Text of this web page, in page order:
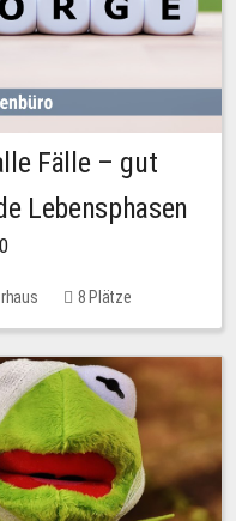
Fälle – gut
Lebensphasen
8 Plätze